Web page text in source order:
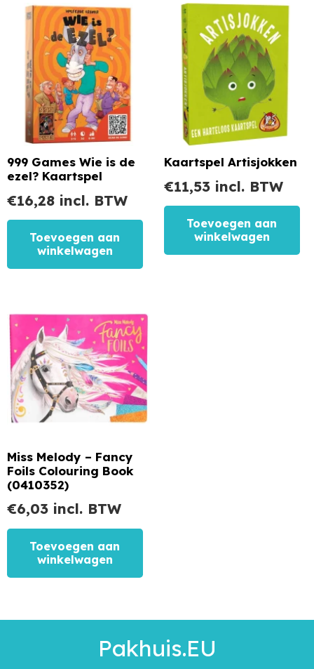
999 Games Wie is de
ezel? Kaartspel
€16,28 incl. BTW
Toevoegen aan
winkelwagen
Kaartspel Artisjokken
€11,53 incl. BTW
Toevoegen aan
winkelwagen
Miss Melody – Fancy
Foils Colouring Book
(0410352)
€6,03 incl. BTW
Toevoegen aan
winkelwagen
Pakhuis.EU